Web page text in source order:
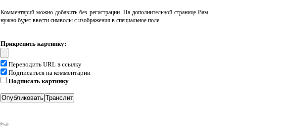
Комментарий можно добавить без регистрации. На дополнительной странице Вам
нужно будет ввести символы с изображения в специальное поле.
Прикрепить картинку:
Переводить URL в ссылку
Подписаться на комментарии
Подписать картинку